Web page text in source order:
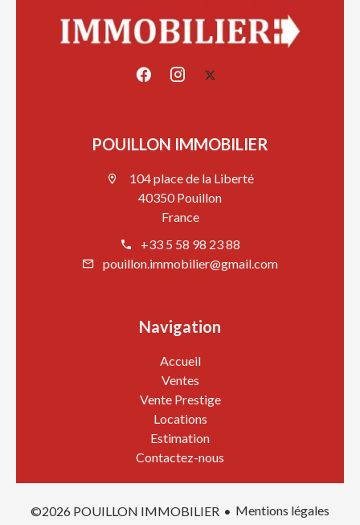
POUILLON IMMOBILIER
104 place de la Liberté
40350 Pouillon
France
+33 5 58 98 23 88
pouillon.immobilier@gmail.com
Navigation
Accueil
Ventes
Vente Prestige
Locations
Estimation
Contactez-nous
©2026 POUILLON IMMOBILIER
Mentions légales